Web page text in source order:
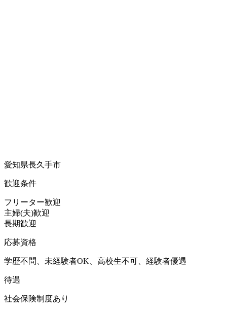
愛知県長久手市
歓迎条件
フリーター歓迎
主婦(夫)歓迎
長期歓迎
応募資格
学歴不問、未経験者OK、高校生不可、経験者優遇
待遇
社会保険制度あり